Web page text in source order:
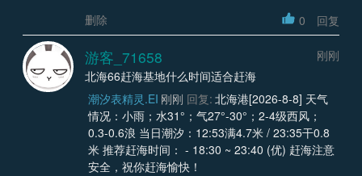
删除
0 回复
游客_71658
刚刚
北海66赶海基地什么时间适合赶海
潮汐表精灵.EI 刚刚 回复: 北海港[2026-8-8] 天气
情况：小雨；水31°；气27°-30°；2-4级西风；
0.3-0.6浪 当日潮汐：12:53满4.7米 / 23:35干0.8
米 推荐赶海时间： - 18:30 ~ 23:40 (优) 赶海注意
安全，祝你赶海愉快！